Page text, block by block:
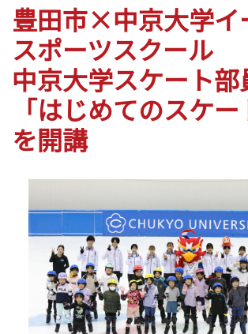
豊田市×中京大学イ
スポーツスクール
中京大学スケート部
「はじめてのスケー
を開講